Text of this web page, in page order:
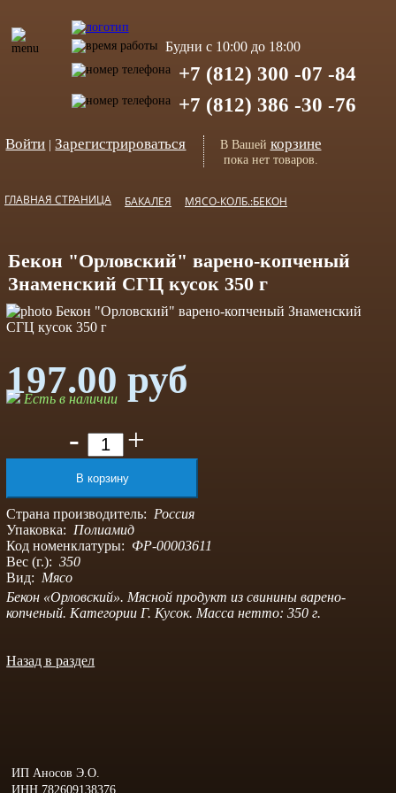
Будни с 10:00 до 18:00
+7 (812) 300 -07 -84
+7 (812) 386 -30 -76
Войти |Зарегистрироваться В Вашей корзине
пока нет товаров.
ГЛАВНАЯ СТРАНИЦА БАКАЛЕЯ МЯСО-КОЛБ.:БЕКОН
Бекон "Орловский" варено-копченый
Знаменский СГЦ кусок 350 г
197.00 руб
Есть в наличии
- +
Страна производитель: Россия
Упаковка: Полиамид
Код номенклатуры: ФР-00003611
Вес (г.): 350
Вид: Мясо
Бекон «Орловский». Мясной продукт из свинины варено-
копченый. Категории Г. Кусок. Масса нетто: 350 г.
Назад в раздел
ИП Аносов Э.О.
ИНН 782609138376